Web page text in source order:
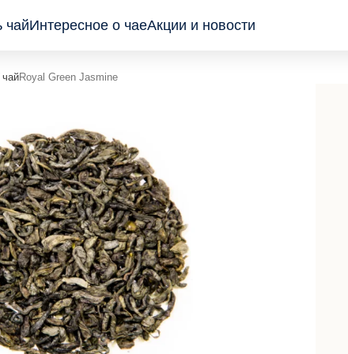
чай
и
и
чай
Коллекция
Wellness
Пирамидки
Интересное о чаеАкции и новости
Royal Green Jasmine